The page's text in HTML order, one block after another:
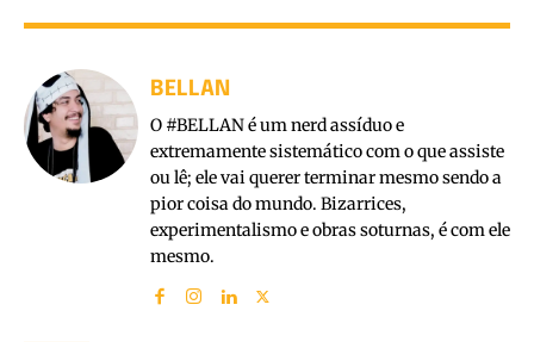
BELLAN
O #BELLAN é um nerd assíduo e
extremamente sistemático com o que assiste
ou lê; ele vai querer terminar mesmo sendo a
pior coisa do mundo. Bizarrices,
experimentalismo e obras soturnas, é com ele
mesmo.